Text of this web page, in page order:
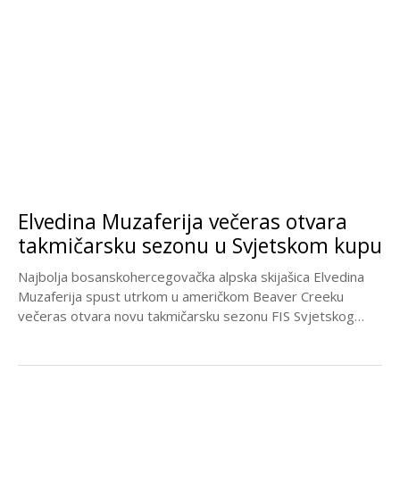
Elvedina Muzaferija večeras otvara
takmičarsku sezonu u Svjetskom kupu
Najbolja bosanskohercegovačka alpska skijašica Elvedina
Muzaferija spust utrkom u američkom Beaver Creeku
večeras otvara novu takmičarsku sezonu FIS Svjetskog